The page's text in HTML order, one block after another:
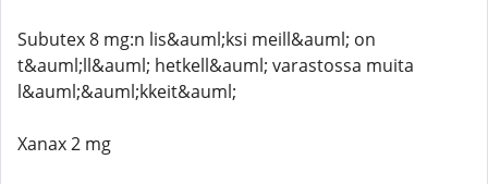
Subutex 8 mg:n lis&auml;ksi meill&auml; on
t&auml;ll&auml; hetkell&auml; varastossa muita
l&auml;&auml;kkeit&auml;
Xanax 2 mg